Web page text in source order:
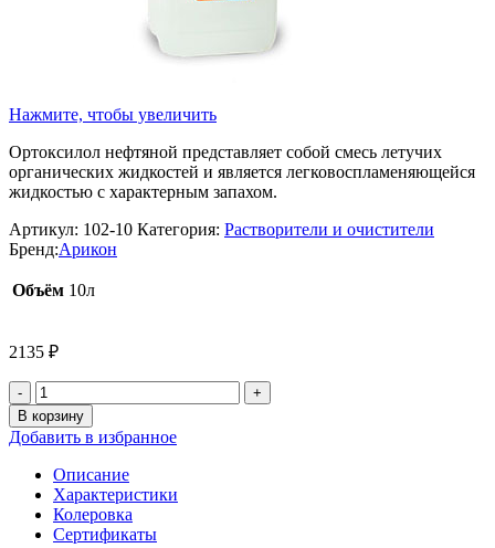
Нажмите, чтобы увеличить
Ортоксилол нефтяной представляет собой смесь летучих
органических жидкостей и является легковоспламеняющейся
жидкостью с характерным запахом.
Артикул: 102-10 Категория: Растворители и очистители
Бренд:Арикон
Объём 10л
2135 ₽
Количество
товара
Ортоксилол
«АРИКОН»
В корзину
Добавить в избранное
Описание
Характеристики
Колеровка
Сертификаты